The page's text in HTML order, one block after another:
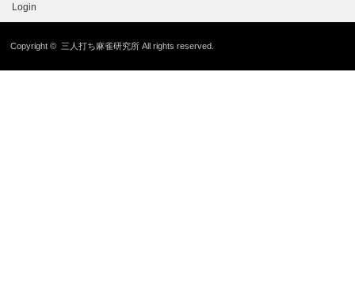
Login
Copyright © 三人打ち麻雀研究所 All rights reserved.